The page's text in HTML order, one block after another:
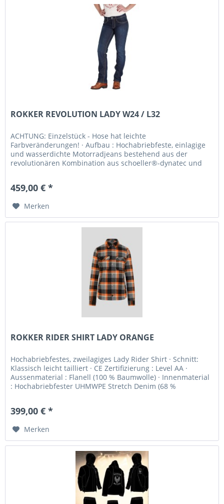
ROKKER REVOLUTION LADY W24 / L32
ACHTUNG: Einzelstück - Hose hat leichte
Farbveränderungen! · Aufbau : Hochabriebfeste, einlagige
und wasserdichte Motorradjeans bestehend aus der
revolutionären Kombination aus schoeller®-dynatec und
459,00 € *
Merken
ROKKER RIDER SHIRT LADY ORANGE
Hochabriebfestes, zweilagiges Lady Rider Shirt · Schnitt:
Klassisch leicht tailliert · CE Zertifizierung : Level AA ·
Aussenmaterial : Flanell (100 % Baumwolle) · Innenmaterial
: Hochabriebfester UHMWPE Stretch Denim (68 %
399,00 € *
Merken